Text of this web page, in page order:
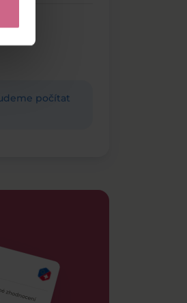
počítat